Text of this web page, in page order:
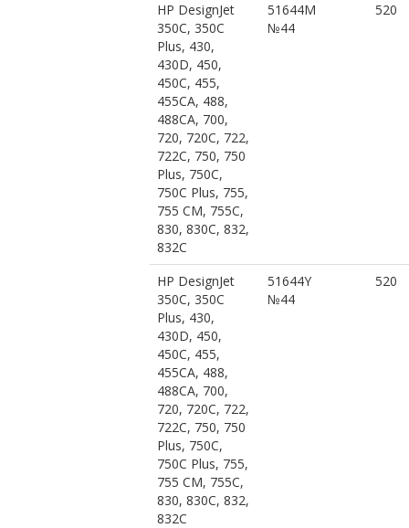
HP DesignJet
350C, 350C
Plus, 430,
430D, 450,
450C, 455,
455CA, 488,
488CA, 700,
720, 720C, 722,
722C, 750, 750
Plus, 750C,
750C Plus, 755,
755 CM, 755C,
830, 830C, 832,
832C
51644M
№44
520
HP DesignJet
350C, 350C
Plus, 430,
430D, 450,
450C, 455,
455CA, 488,
488CA, 700,
720, 720C, 722,
722C, 750, 750
Plus, 750C,
750C Plus, 755,
755 CM, 755C,
830, 830C, 832,
832C
51644Y
№44
520